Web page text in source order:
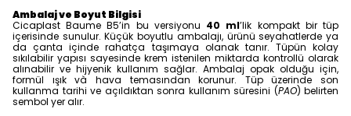
Ambalaj ve Boyut Bilgisi
Cicaplast Baume B5’in bu versiyonu 40 ml’lik kompakt bir tüp
içerisinde sunulur. Küçük boyutlu ambalajı, ürünü seyahatlerde ya
da çanta içinde rahatça taşımaya olanak tanır. Tüpün kolay
sıkılabilir yapısı sayesinde krem istenilen miktarda kontrollü olarak
alınabilir ve hijyenik kullanım sağlar. Ambalaj opak olduğu için,
formül ışık và hava temasından korunur. Tüp üzerinde son
kullanma tarihi ve açıldıktan sonra kullanım süresini (PAO) belirten
sembol yer alır.